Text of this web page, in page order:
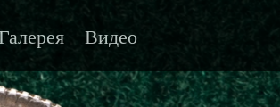
Видео